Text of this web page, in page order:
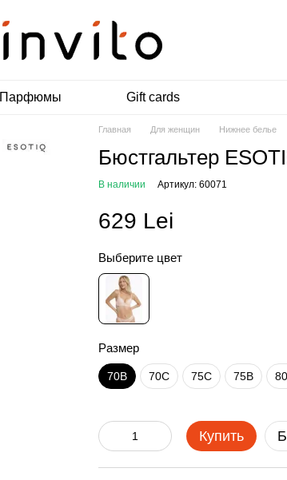
Парфюмы Gift cards
Главная Для женщин Нижнее белье
Бюстгальтер
В наличии Артикул: 60071
629 Lei
Выберите цвет
Размер
70B 70C 75C 75B
Купить